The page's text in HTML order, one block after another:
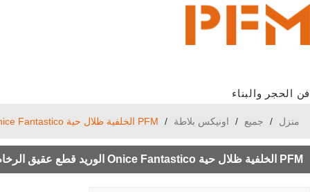
فن الحجر والبناء
منزل / جميع / اونيكس بلاطة / PFM الخلفية ظلال حية Onice Fantastico الوريد قطع عقيق الرخام بلاطة
PFM الخلفية ظلال حية Onice Fantastico الوريد قطع عقيق الرخام بلاطة